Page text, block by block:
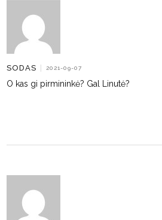
SODAS | 2021-09-07
O kas gi pirmininkė? Gal Linutė?